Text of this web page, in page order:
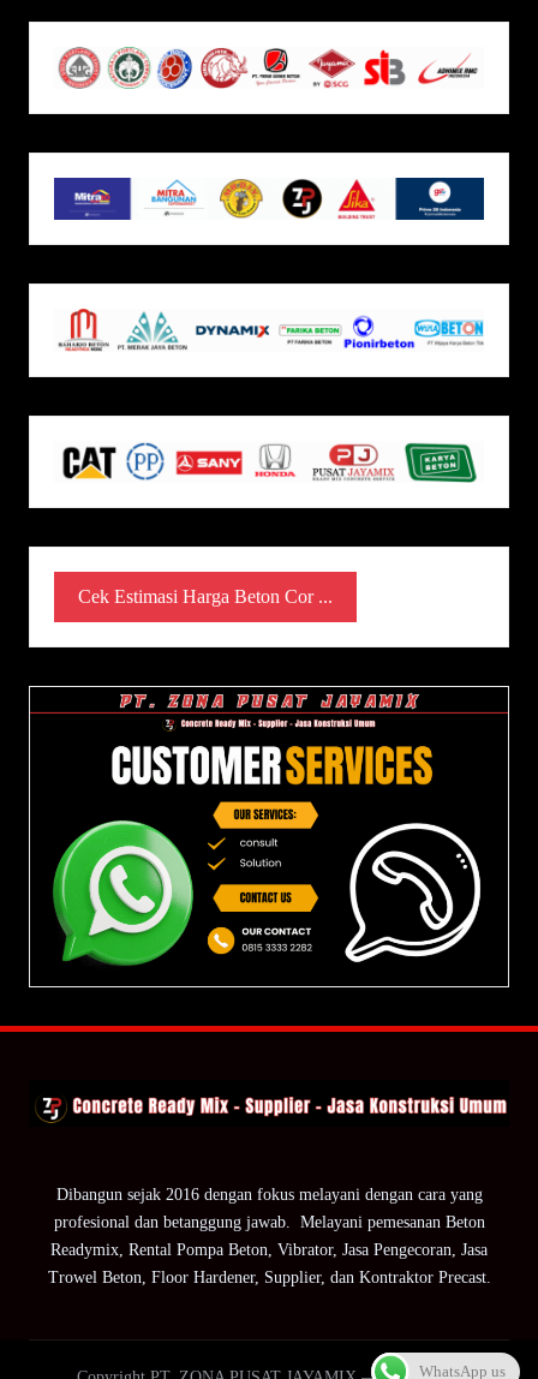
Cek Estimasi Harga Beton Cor ...
Dibangun sejak 2016 dengan fokus melayani dengan cara yang
profesional dan betanggung jawab. Melayani pemesanan Beton
Readymix, Rental Pompa Beton, Vibrator, Jasa Pengecoran, Jasa
Trowel Beton, Floor Hardener, Supplier, dan Kontraktor Precast.
WhatsApp us